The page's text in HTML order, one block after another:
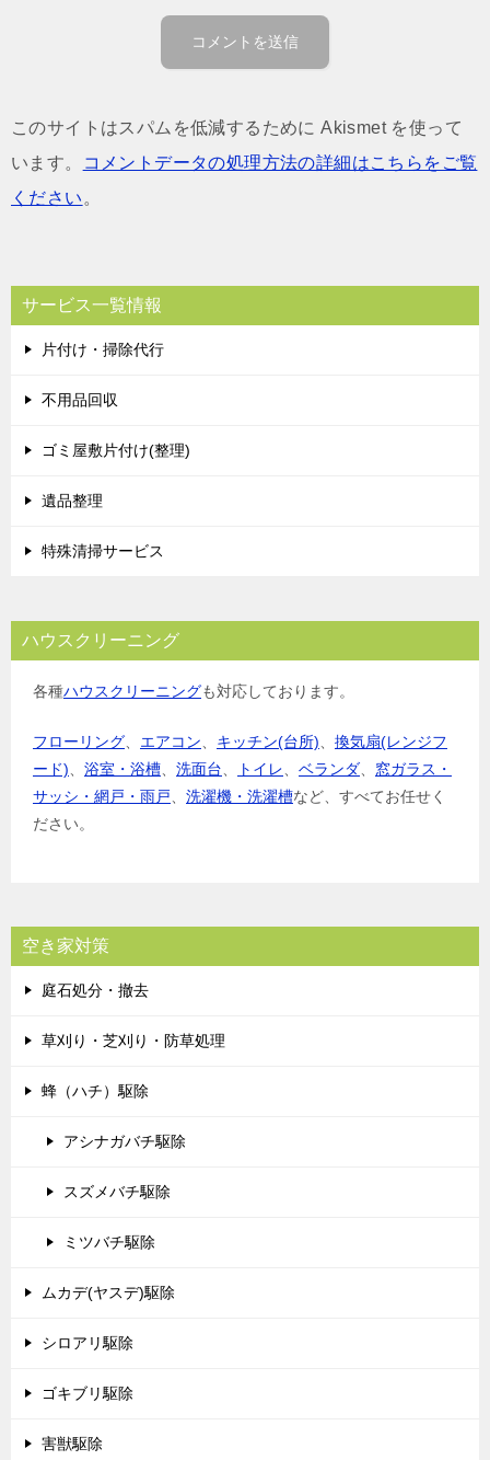
このサイトはスパムを低減するために Akismet を使って
います。
コメントデータの処理方法の詳細はこちらをご覧
ください 。
サービス一覧情報
片付け・掃除代行
不用品回収
ゴミ屋敷片付け(整理)
遺品整理
特殊清掃サービス
ハウスクリーニング
各種ハウスクリーニングも対応しております。
フローリング エアコン キッチン(台所)
換気扇(レンジフ
ード)
浴室・浴槽 洗面台 トイレ ベランダ
窓ガラス・
サッシ・網戸・雨戸
洗濯機・洗濯槽など、すべてお任せく
ださい。
空き家対策
庭石処分・撤去
草刈り・芝刈り・防草処理
蜂（ハチ）駆除
アシナガバチ駆除
スズメバチ駆除
ミツバチ駆除
ムカデ(ヤスデ)駆除
シロアリ駆除
ゴキブリ駆除
害獣駆除